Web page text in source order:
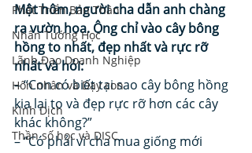
Phát Triển Bản Thân
Nhân Tướng Học
Lãnh Đạo Doanh Nghiệp
Hôn nhân và Dạy con
Kinh Dịch
Thần số học và DISC
Một hôm, người cha dẫn anh chàng
ra vườn hoa. Ông chỉ vào cây bông
hồng to nhất, đẹp nhất và rực rỡ
nhất và hỏi:
– “Con có biết tại sao cây bông hồng
kia lại to và đẹp rực rỡ hơn các cây
khác không?”
– “Có phải vì cha mua giống mới